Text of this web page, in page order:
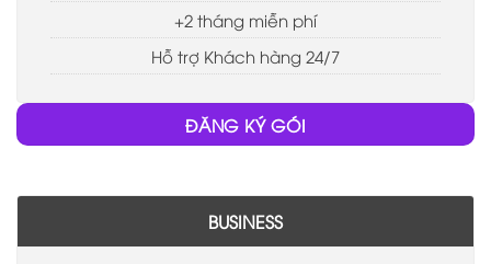
+2 tháng miễn phí
Hỗ trợ Khách hàng 24/7
ĐĂNG KÝ GÓI
BUSINESS